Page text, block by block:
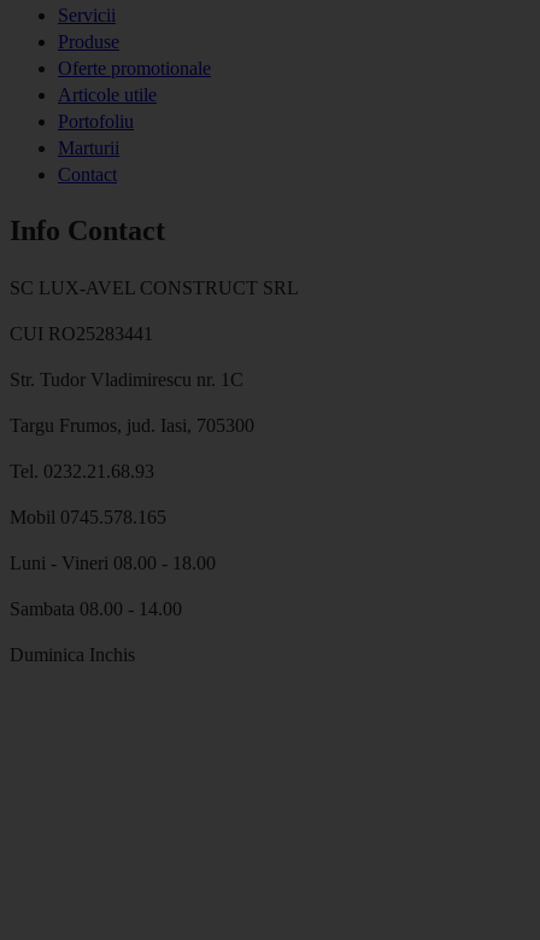
Servicii
Produse
Oferte promotionale
Articole utile
Portofoliu
Marturii
Contact
Info Contact
SC LUX-AVEL CONSTRUCT SRL
CUI RO25283441
Str. Tudor Vladimirescu nr. 1C
Targu Frumos, jud. Iasi, 705300
Tel. 0232.21.68.93
Mobil 0745.578.165
Luni - Vineri 08.00 - 18.00
Sambata 08.00 - 14.00
Duminica Inchis